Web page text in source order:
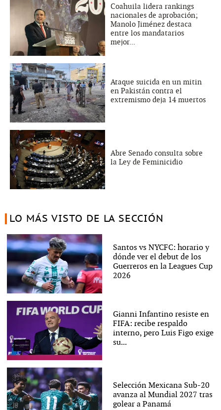
Coahuila lidera rankings
nacionales de aprobación;
Manolo Jiménez destaca
entre los mandatarios
mejor...
Ataque suicida en un mitin
en Pakistán contra el
extremismo deja 14 muertos
Abre Senado consulta sobre
la Ley de Feminicidio
LO MÁS VISTO DE LA SECCIÓN
Santos vs NYCFC: horario y
dónde ver el debut de los
Guerreros en la Leagues Cup
2026
Gianni Infantino resiste en
FIFA: recibe respaldo
interno, pero Luis Figo exige
su...
Selección Mexicana Sub-20
avanza al Mundial 2027 tras
golear a Panamá